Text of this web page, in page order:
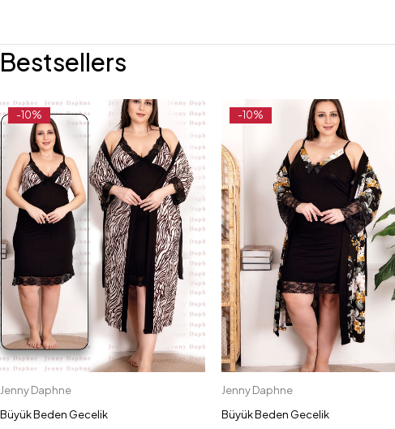
Bestsellers
-10%
2XL
3XL
Jenny Daphne
Büyük Beden Gecelik
-10%
2XL
3XL
Jenny Daphne
Büyük Beden Gecelik